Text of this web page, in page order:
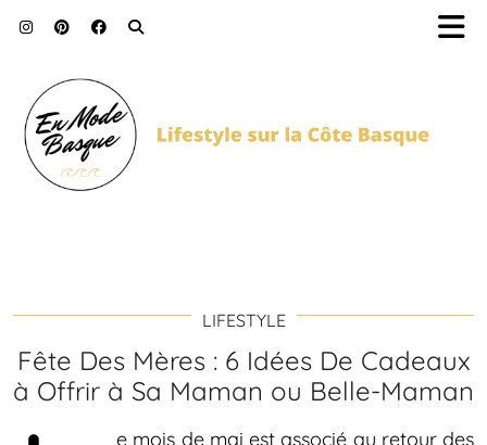
LIFESTYLE
Fête Des Mères : 6 Idées De Cadeaux
à Offrir à Sa Maman ou Belle-Maman
e mois de mai est associé au retour des